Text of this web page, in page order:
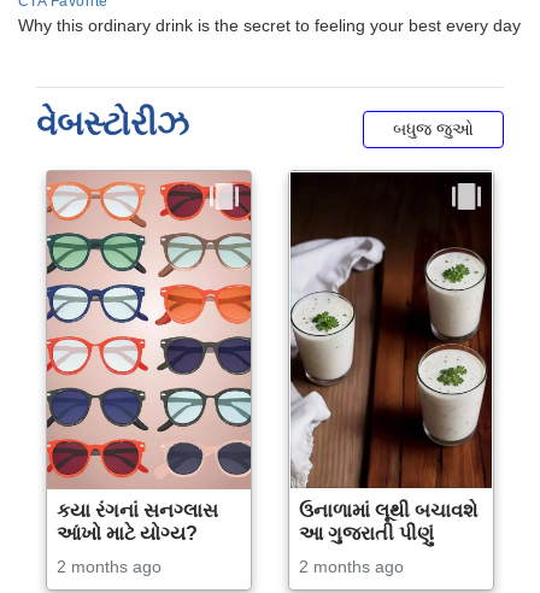
વેબસ્ટોરીઝ બધુજ જુઓ
કયા રંગનાં સનગ્લાસ
આંખો માટે યોગ્ય?
2 months ago
ઉનાળામાં લૂથી બચાવશે
આ ગુજરાતી પીણું
2 months ago